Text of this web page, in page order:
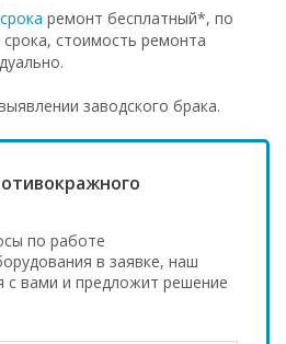
ремонт бесплатный*, по
стоимость ремонта
заводского брака.
по работе
в заявке, наш
с вами и предложит решение